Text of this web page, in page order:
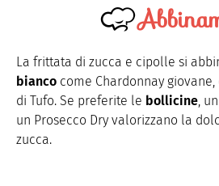
La frittata di zucca e cipolle si
bianco come Chardonnay
di Tufo. Se preferite le bollicine,
un Prosecco Dry valorizzano la
zucca.